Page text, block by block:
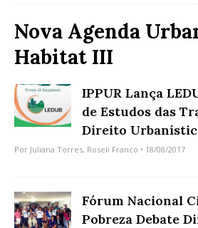
Nova Agenda
Habitat III
IPPUR Lança
de Estudos das
Direito
Por Juliana Torres, Roseli Franco • 18/08/2017
Fórum Nacional
Pobreza Debate